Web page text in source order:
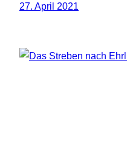
27. April 2021